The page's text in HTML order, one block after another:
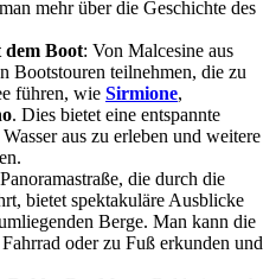
mehr über die Geschichte des
Boot: Von Malcesine aus
Bootstouren teilnehmen, die zu
führen, wie Sirmione,
. Dies bietet eine entspannte
aus zu erleben und weitere
die durch die
bietet spektakuläre Ausblicke
Berge. Man kann die
oder zu Fuß erkunden und